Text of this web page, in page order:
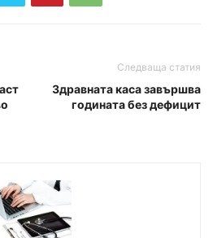
Следваща статия
Здравната каса завършва
годината без дефицит